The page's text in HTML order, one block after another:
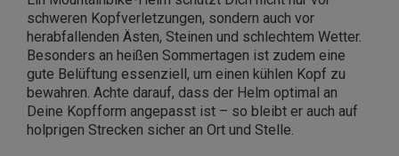
schweren Kopfverletzungen, sondern auch vor
herabfallenden Ästen, Steinen und schlechtem Wetter.
Besonders an heißen Sommertagen ist zudem eine
gute Belüftung essenziell, um einen kühlen Kopf zu
bewahren. Achte darauf, dass der Helm optimal an
Deine Kopfform angepasst ist – so bleibt er auch auf
holprigen Strecken sicher an Ort und Stelle.